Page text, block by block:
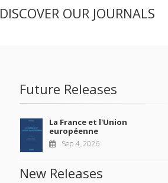
DISCOVER OUR JOURNALS
Future Releases
La France et l'Union
européenne
Sep 4, 2026
New Releases